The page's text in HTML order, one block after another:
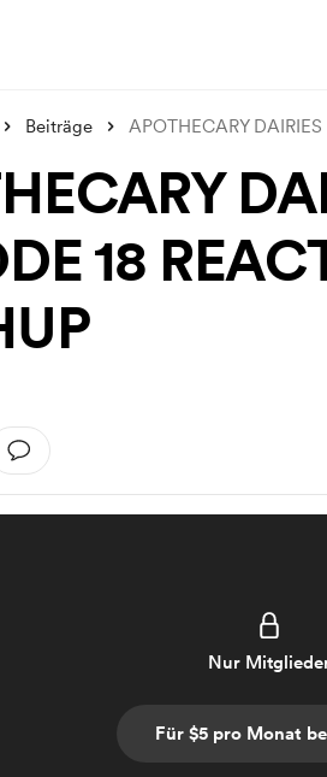
Beiträge APOTHECARY
18
Nur
Für $5 pro Monat